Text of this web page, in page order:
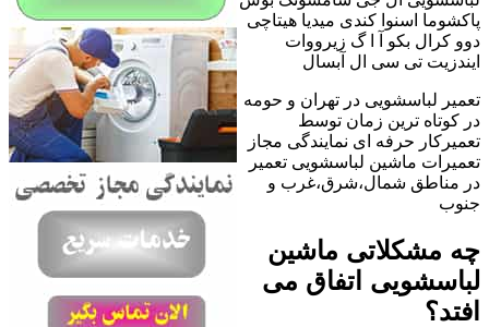
پاکشوما اسنوا کندی میدیا هیتاچی
دوو کرال بکو آ ا گ زیرووات
ایندزیت تی سی ال آبسال
تعمیر لباسشویی در تهران و حومه
در کوتاه ترین زمان توسط
تعمیرکار حرفه ای نمایندگی مجاز
تعمیرات ماشین لباسشویی تعمیر
در مناطق شمال،شرق،غرب و
جنوب
چه مشکلاتی ماشین
لباسشویی اتفاق می
افتد؟